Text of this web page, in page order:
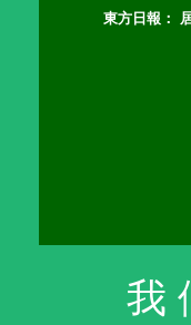
東方日報：
我